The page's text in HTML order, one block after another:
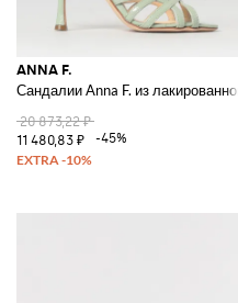
ANNA F.
Сандалии Anna F. из
20 873,22 ₽
11 480,83 ₽
-45%